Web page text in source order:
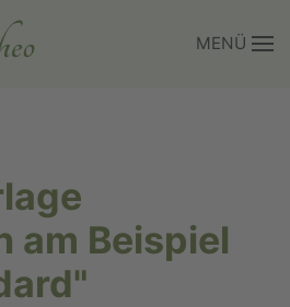
MENÜ
am Beispiel